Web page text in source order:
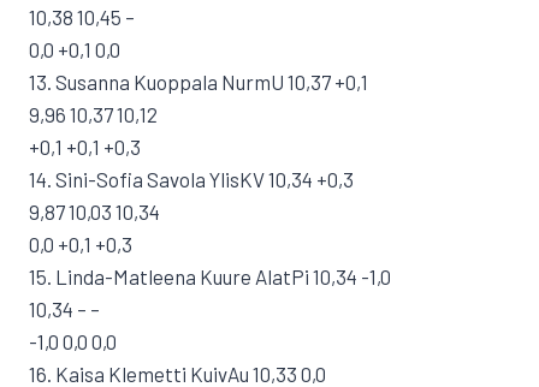
10,38 10,45 –
0,0 +0,1 0,0
13. Susanna Kuoppala NurmU 10,37 +0,1
9,96 10,37 10,12
+0,1 +0,1 +0,3
14. Sini-Sofia Savola YlisKV 10,34 +0,3
9,87 10,03 10,34
0,0 +0,1 +0,3
15. Linda-Matleena Kuure AlatPi 10,34 -1,0
10,34 – –
-1,0 0,0 0,0
16. Kaisa Klemetti KuivAu 10,33 0,0